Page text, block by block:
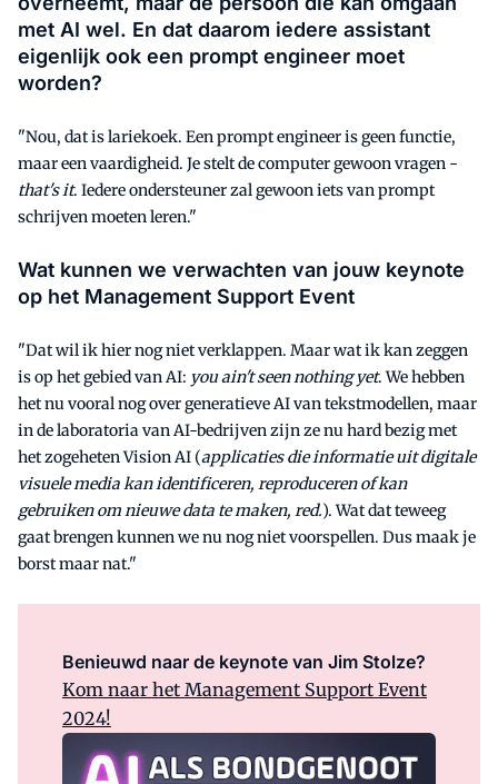
met AI wel. En dat daarom iedere assistant
eigenlijk ook een prompt engineer moet
worden?
"Nou, dat is lariekoek. Een prompt engineer is geen functie,
maar een vaardigheid. Je stelt de computer gewoon vragen -
that's it. Iedere ondersteuner zal gewoon iets van prompt
schrijven moeten leren."
Wat kunnen we verwachten van jouw keynote
op het Management Support Event
"Dat wil ik hier nog niet verklappen. Maar wat ik kan zeggen
is op het gebied van AI: you ain't seen nothing yet. We hebben
het nu vooral nog over generatieve AI van tekstmodellen, maar
in de laboratoria van AI-bedrijven zijn ze nu hard bezig met
het zogeheten Vision AI (applicaties die informatie uit digitale
visuele media kan identificeren, reproduceren of kan
gebruiken om nieuwe data te maken, red.). Wat dat teweeg
gaat brengen kunnen we nu nog niet voorspellen. Dus maak je
borst maar nat."
Benieuwd naar de keynote van Jim Stolze?
Kom naar het Management Support Event
2024!